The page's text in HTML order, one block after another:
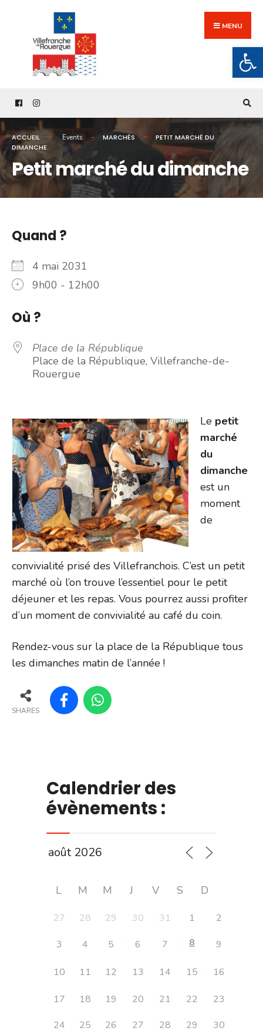
content
MENU
ACCUEIL Events MARCHÉS
PETIT MARCHÉ DU
DIMANCHE
Petit marché du dimanche
Quand ?
4 mai 2031
9h00 - 12h00
Où ?
Place de la République
Place de la République, Villefranche-de-
Rouergue
Le petit
marché
du
dimanche
est un
moment
de
convivialité prisé des Villefranchois. C’est un petit
marché où l’on trouve l’essentiel pour le petit
déjeuner et les repas. Vous pourrez aussi profiter
d’un moment de convivialité au café du coin.
Rendez-vous sur la place de la République tous
les dimanches matin de l’année !
SHARES
Calendrier des
évènements :
L M M J V S D
27 28 29 30 31 1 2
3 4 5 6 7 8 9
10 11 12 13 14 15 16
17 18 19 20 21 22
23
24
25 26 27 28 29
30